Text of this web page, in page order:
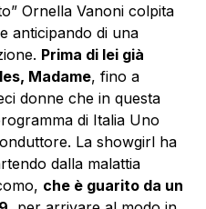
Ornella Vanoni colpita
anticipando di una
Prima di lei già
Madame, fino a
donne che in questa
di Italia Uno
La showgirl ha
dalla malattia
che è guarito da un